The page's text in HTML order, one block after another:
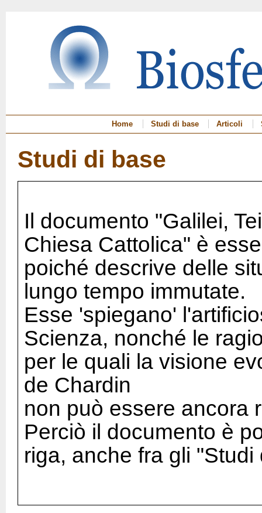
Home Studi di base Articoli
Studi di base
Il documento "Galilei,
Chiesa Cattolica" è
poiché descrive delle
lungo tempo immutate.
Esse 'spiegano'
Scienza, nonché le
per le quali la visione
de Chardin
non può essere ancora
Perciò il documento è
riga, anche fra gli "Studi